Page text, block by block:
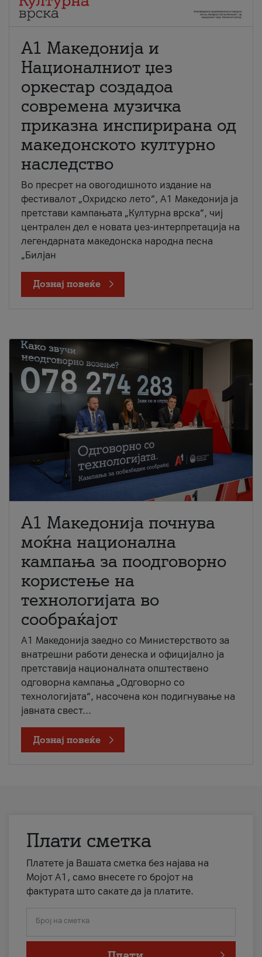
А1 Македонија и
Националниот џез
оркестар создадоа
современа музичка
приказна инспирирана од
македонското културно
наследство
Во пресрет на овогодишното издание на
фестивалот „Охридско лето“, А1 Македонија ја
претстави кампањата „Културна врска“, чиј
централен дел е новата џез-интерпретација на
легендарната македонска народна песна
„Билјан
Дознај повеќе
A1 Македонија почнува
моќна национална
кампања за поодговорно
користење на
технологијата во
сообраќајот
A1 Македонија заедно со Министерството за
внатрешни работи денеска и официјално ја
претставија националната општествено
одговорна кампања „Одговорно со
технологијата“, насочена кон подигнување на
јавната свест...
Дознај повеќе
Плати сметка
Платете ја Вашата сметка без најава на
Мојот А1, само внесете го бројот на
фактурата што сакате да ја платите.
Број на сметка